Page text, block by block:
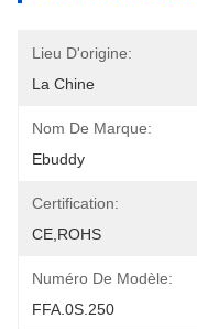
Lieu D'origine:
La Chine
Nom De Marque:
Ebuddy
Certification:
CE,ROHS
Numéro De Modèle:
FFA.0S.250